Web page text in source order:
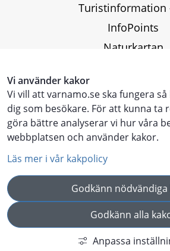
Vi använder kakor
Vi vill att varnamo.se ska fungera
dig som besökare. För att kunna ta
göra bättre analyserar vi hur våra
webbplatsen och använder kakor.
Läs mer i vår kakpolicy
Godkänn
Godkänn alla
Anpassa
Turistinformation
InfoPoints
Naturkartan
Touristinformation
Touristen